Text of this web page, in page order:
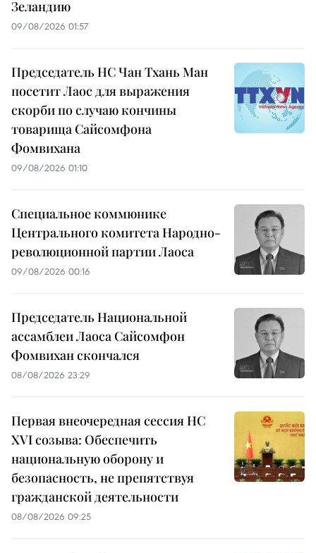
Зеландию
09/08/2026 01:57
Председатель НС Чан Тхань Ман
посетит Лаос для выражения
скорби по случаю кончины
товарища Сайсомфона
Фомвихана
09/08/2026 01:10
Специальное коммюнике
Центрального комитета Народно-
революционной партии Лаоса
09/08/2026 00:16
Председатель Национальной
ассамблеи Лаоса Сайсомфон
Фомвихан скончался
08/08/2026 23:29
Первая внеочередная сессия НС
XVI созыва: Обеспечить
национальную оборону и
безопасность, не препятствуя
гражданской деятельности
08/08/2026 09:25